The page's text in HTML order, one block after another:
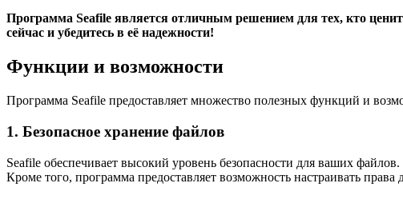
Программа Seafile является отличным решением для тех, кто
сейчас и убедитесь в её надежности!
Функции и возможности
Программа Seafile предоставляет множество полезных функций и
1. Безопасное хранение файлов
Seafile обеспечивает высокий уровень безопасности для ваших
Кроме того, программа предоставляет возможность настраивать